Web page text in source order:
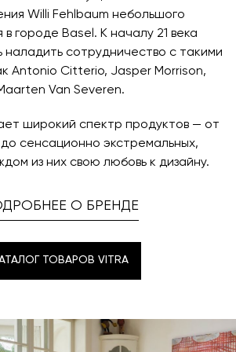
Willi Fehlbaum небольшого
городе Basel. К началу 21 века
наладить сотрудничество с такими
Antonio Citterio, Jasper Morrison,
Van Severen.
широкий спектр продуктов — от
сенсационно экстремальных,
из них свою любовь к дизайну.
О БРЕНДЕ
ТОВАРОВ VITRA